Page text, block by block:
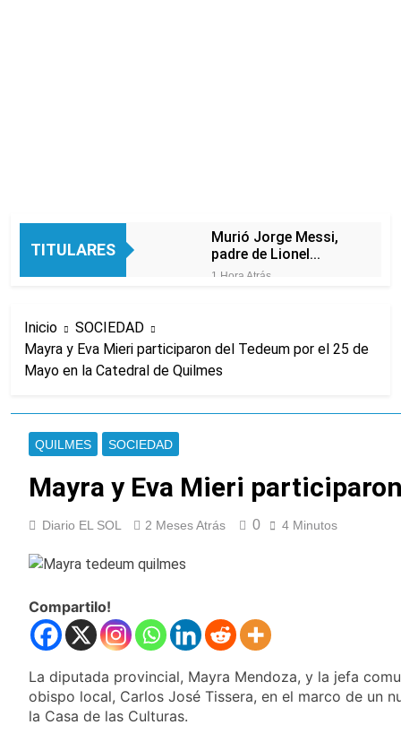
TITULARES
Murió Jorge Messi,
padre de Lionel
Messi, a los 68 años
1 Hora Atrás
abuso sexual
La CGT y las dos
CTA profundizan su
La noche del Afro
La Diócesis de
Quilmes celebró la
visita del Papa León
XIV a la Argentina
Figuras de la cultura
Privada
activos argentinos:
cayeron las acciones
riesgo país quedó al
borde de los 450
1 Día Atrás
Jorge Macri condenó
los disturbios frente
al Congreso y
calificó a los
1 Día Atrás
Día Internacional de
Inicio
SOCIEDAD
Mayra y Eva Mieri participaron del Tedeum por el 25 de
Mayo en la Catedral de Quilmes
QUILMES SOCIEDAD
Mayra y Eva Mieri
Diario EL SOL 2 Meses Atrás 0 4 Minutos
Compartilo!
La diputada provincial, Mayra Mendoza, y la jefa
obispo local, Carlos José Tissera, en el marco de un
la Casa de las Culturas.